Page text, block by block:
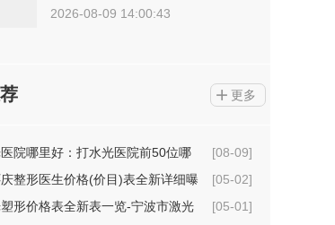
在线预览…
2026-08-09 14:00:43
更多
[08-09]
院哪里好：打水光医院前50位哪
[05-02]
整形医生价格(价目)表全新详细曝
[05-01]
形价格表全新表一览-宁波市激光